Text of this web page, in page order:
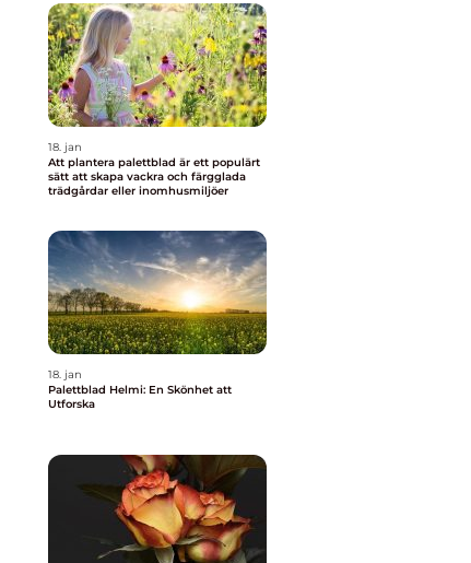
18. jan
Att plantera palettblad är ett populärt
sätt att skapa vackra och färgglada
trädgårdar eller inomhusmiljöer
18. jan
Palettblad Helmi: En Skönhet att
Utforska